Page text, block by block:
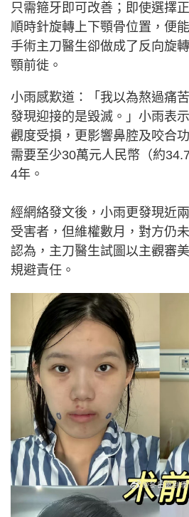
只需箍牙即可改善；即使選擇
順時針旋轉上下顎骨位置，便
手術主刀醫生卻做成了反向旋
顎前徙。
小雨感歎道：「我以為熬過痛
發現迎接的是毀滅。」小雨表
觀度受損，更影響鼻腔及咬合
需要至少30萬元人民幣（約
4年。
經網絡發文後，小雨更發現近
受害者，但維權數月，對方仍
認為，主刀醫生試圖以主觀審
規避責任。